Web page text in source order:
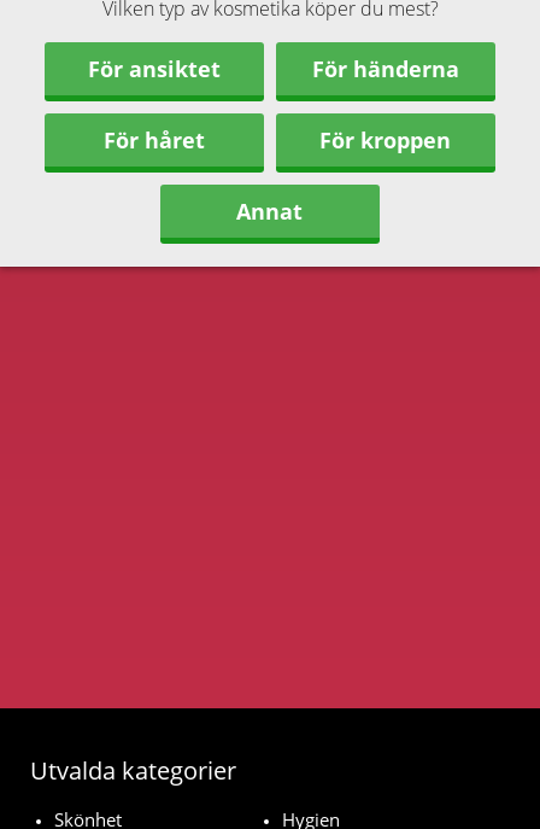
Vilken typ av kosmetika köper du mest?
För ansiktet För händerna
För håret För kroppen
Annat
Utvalda kategorier
Skönhet Hygien